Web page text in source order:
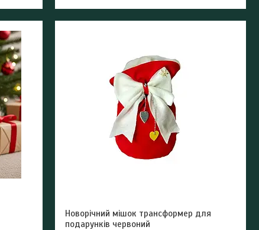
Новорічний мішок трансформер для
подарунків червоний